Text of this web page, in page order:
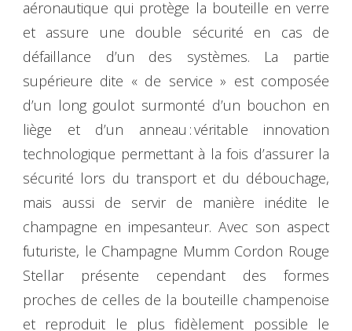
aéronautique qui protège la bouteille en verre
et assure une double sécurité en cas de
défaillance d’un des systèmes. La partie
supérieure dite « de service » est composée
d’un long goulot surmonté d’un bouchon en
liège et d’un anneau : véritable innovation
technologique permettant à la fois d’assurer la
sécurité lors du transport et du débouchage,
mais aussi de servir de manière inédite le
champagne en impesanteur. Avec son aspect
futuriste, le Champagne Mumm Cordon Rouge
Stellar présente cependant des formes
proches de celles de la bouteille champenoise
et reproduit le plus fidèlement possible le